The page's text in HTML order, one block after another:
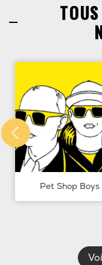
Pet Shop Boys